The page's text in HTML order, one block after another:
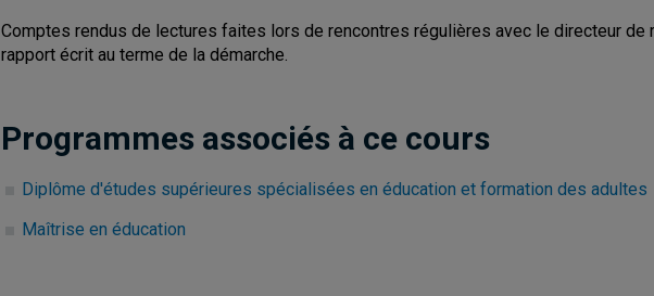
Comptes rendus de lectures faites lors de rencontres régulières avec le directeur de
rapport écrit au terme de la démarche.
Programmes associés à ce cours
Diplôme d'études supérieures spécialisées en éducation et formation des adultes
Maîtrise en éducation